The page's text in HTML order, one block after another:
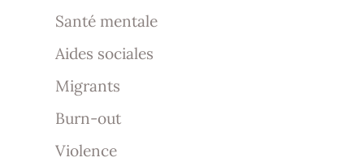
Santé mentale
Aides sociales
Migrants
Burn-out
Violence